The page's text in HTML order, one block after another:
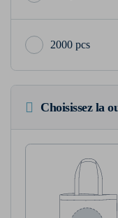
2000 pcs
Choisissez la